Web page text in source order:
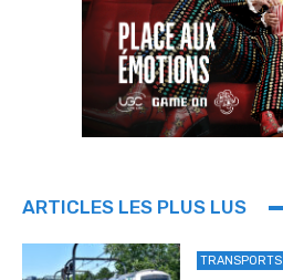
ARTICLES LES PLUS LUS
TRANSPORTS